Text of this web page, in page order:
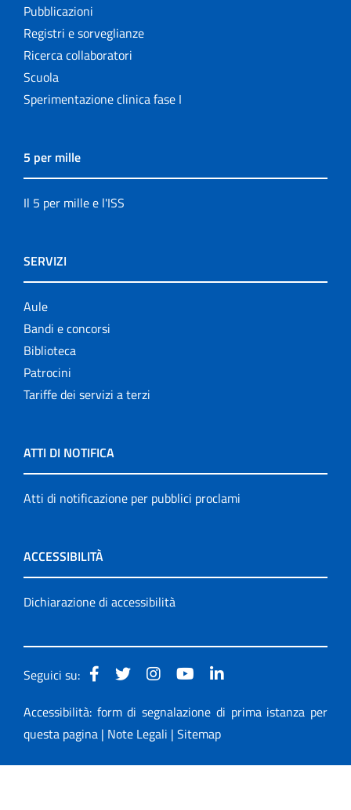
Pubblicazioni
Registri e sorveglianze
Ricerca collaboratori
Scuola
Sperimentazione clinica fase I
5 per mille
Il 5 per mille e l'ISS
SERVIZI
Aule
Bandi e concorsi
Biblioteca
Patrocini
Tariffe dei servizi a terzi
ATTI DI NOTIFICA
Atti di notificazione per pubblici proclami
ACCESSIBILITÀ
Dichiarazione di accessibilità
Seguici su:
Accessibilità: form di segnalazione di prima istanza per
questa pagina | Note Legali | Sitemap